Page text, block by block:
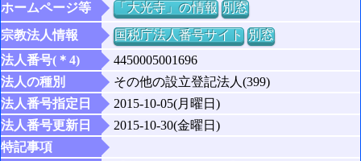
ホームページ等
「大光寺」の情報 別窓
宗教法人情報
国税庁法人番号サイト 別窓
法人番号(＊4)
4450005001696
法人の種別
その他の設立登記法人(399)
法人番号指定日
2015-10-05(月曜日)
法人番号更新日
2015-10-30(金曜日)
特記事項